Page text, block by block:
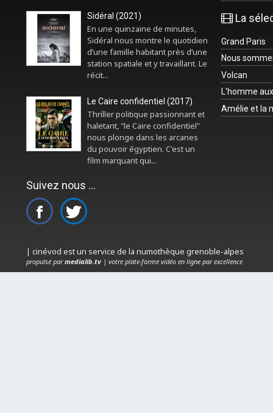
Sidéral (2021)
En une quinzaine de minutes,
Sidéral nous montre le quotidien
d’une famille habitant près d’une
station spatiale et y travaillant. Le
récit...
Le Caire confidentiel (2017)
Thriller politique passionnant et
haletant, "le Caire confidentiel"
nous plonge dans les arcanes
du pouvoir égyptien. C'est un
film marquant qui...
Suivez nous ...
La
Grand Paris
Nous
Volcan
L'homme
Amélie et la
| cinévod est un service de la numothèque grenoble-alpes
propulsé parmedialib.tv| votre plate-forme vidéo en ligne par excellence